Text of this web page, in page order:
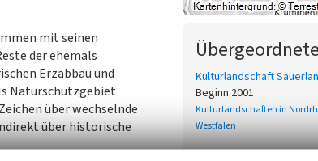
mit seinen
der ehemals
Erzabbau und
Naturschutzgebiet
über wechselnde
über historische
Kulturlandschaft
Beginn 2001
Kulturlandschaften in
Westfalen